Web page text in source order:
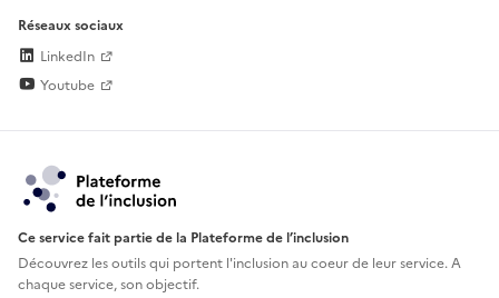
Réseaux sociaux
LinkedIn
Youtube
Ce service fait partie de la Plateforme de l’inclusion
Découvrez les outils qui portent l'inclusion aucoeur de leur service. A
chaque service, son objectif.